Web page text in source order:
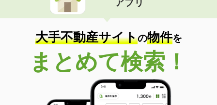
大手不動産サイトの物件を
まとめて検索！